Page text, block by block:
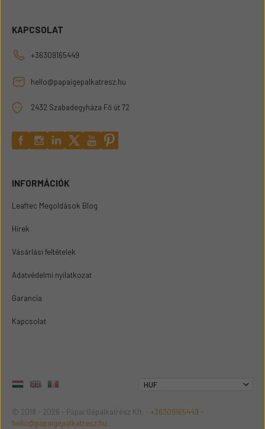
KAPCSOLAT
+36309165449
hello@papaigepalkatresz.hu
2432 Szabadegyháza Fő út 72
INFORMÁCIÓK
Leaftec Megoldások Blog
Hírek
Vásárlási feltételek
Adatvédelmi nyilatkozat
Garancia
Kapcsolat
© 2018 - 2026 - Pápai Gépalkatrész Kft. - +36309165449 -
hello@papaigepalkatresz.hu